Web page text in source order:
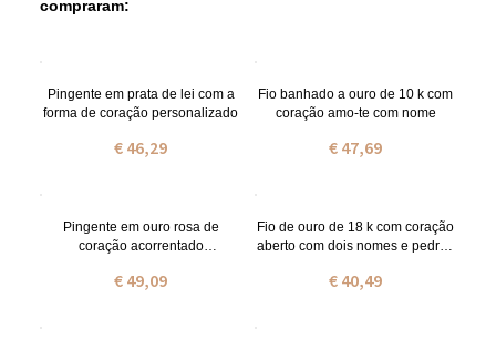
compraram:
Pingente em prata de lei com a
forma de coração personalizado
€ 46,29
Fio banhado a ouro de 10 k com
coração amo-te com nome
€ 47,69
Pingente em ouro rosa de
coração acorrentado
€ 49,09
Fio de ouro de 18 k com coração
aberto com dois nomes e pedras
€ 40,49